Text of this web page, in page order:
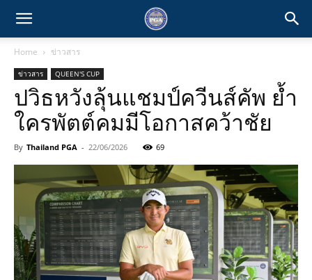
Home ข่าวสาร
ข่าวสาร QUEEN'S CUP
ปวิธหวังลุ้นแชมป์ควีนส์คัพ ย้ำ
ใครพัตต์คมมีโอกาสคว้าชัย
By Thailand PGA - 22/06/2026 69